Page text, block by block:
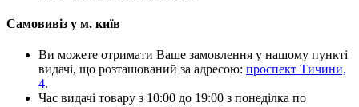
Самовивіз у м. київ
Ви можете отримати Ваше замовлення у нашому пункті
видачі, що розташований за адресою: проспект Тичини,
4.
Час видачі товару з 10:00 до 19:00 з понеділка по